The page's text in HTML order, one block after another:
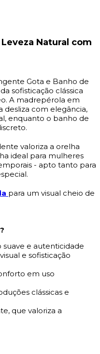
Natural com
Gota e Banho de
sofisticação clássica
A madrepérola em
com elegância,
enquanto o banho de
valoriza a orelha
ideal para mulheres
- apto tanto para
para um visual cheio de
suave e autenticidade
e sofisticação
em uso
clássicas e
que valoriza a